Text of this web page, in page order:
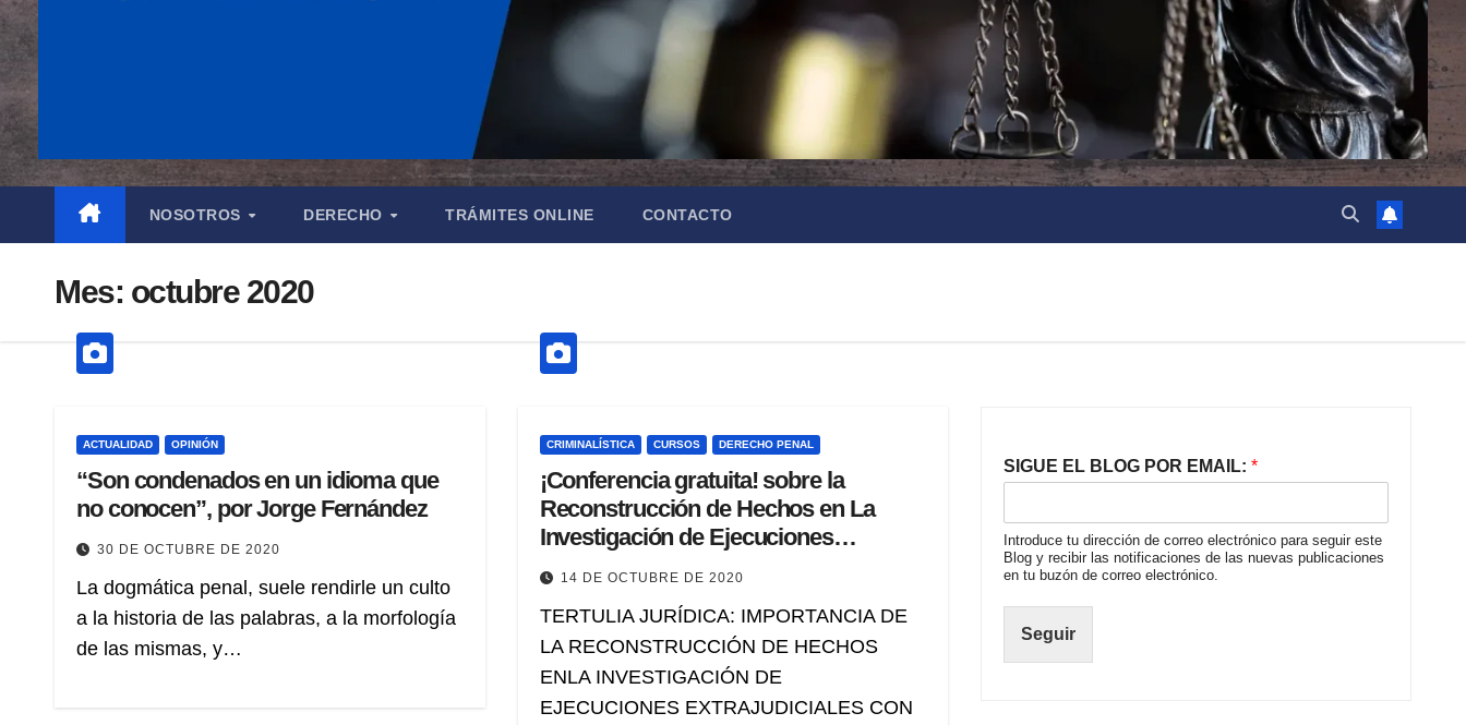
NOSOTROS DERECHO TRÁMITES ONLINE CONTACTO
Mes: octubre 2020
ACTUALIDAD OPINIÓN
“Son condenados en un idioma que
no conocen”, por Jorge Fernández
30 DE OCTUBRE DE 2020
La dogmática penal, suele rendirle un culto
a la historia de las palabras, a la morfología
de las mismas, y…
CRIMINALÍSTICA CURSOS DERECHO PENAL
¡Conferencia gratuita! sobre la
Reconstrucción de Hechos en La
Investigación de Ejecuciones
Extrajudiciales
14 DE OCTUBRE DE 2020
TERTULIA JURÍDICA: IMPORTANCIA DE
LA RECONSTRUCCIÓN DE HECHOS
ENLA INVESTIGACIÓN DE
EJECUCIONES EXTRAJUDICIALES CON
SIGUE EL BLOG POR EMAIL:*
Introduce tu dirección de correo electrónico para seguir este
Blog y recibir las notificaciones de las nuevas publicaciones
en tu buzón de correo electrónico.
Seguir